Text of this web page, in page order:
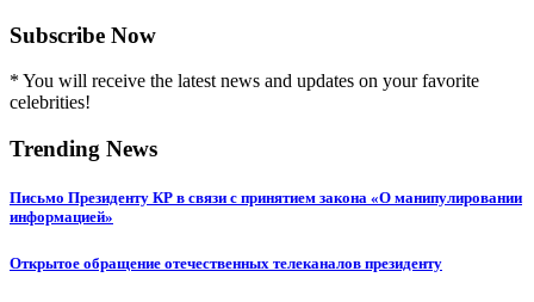
Subscribe Now
* You will receive the latest news and updates on your favorite
celebrities!
Trending News
Письмо Президенту КР в связи с принятием закона «О манипулировании
информацией»
Открытое обращение отечественных телеканалов президенту